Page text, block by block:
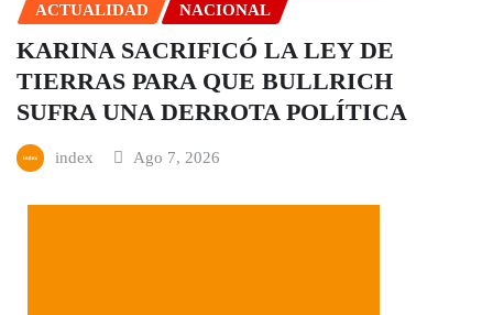
ACTUALIDAD NACIONAL
KARINA SACRIFICÓ LA LEY DE
TIERRAS PARA QUE BULLRICH
SUFRA UNA DERROTA POLÍTICA
index Ago 7, 2026